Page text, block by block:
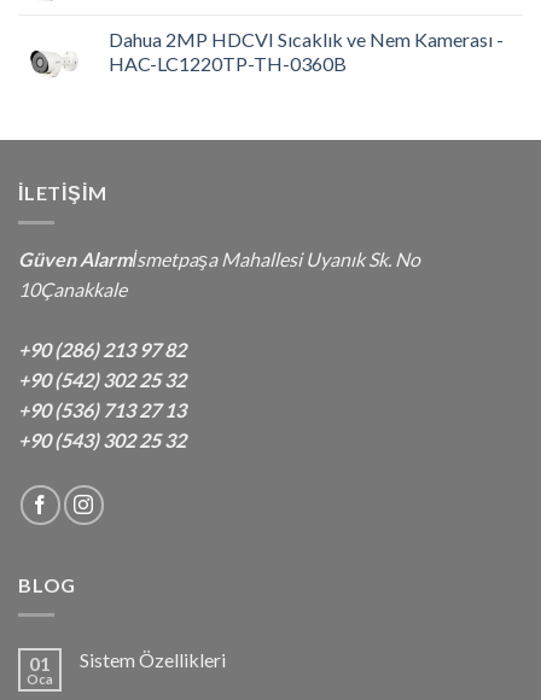
Dahua 2MP HDCVI Sıcaklık ve Nem Kamerası -
HAC-LC1220TP-TH-0360B
İLETIŞIM
Güven Alarmİsmetpaşa Mahallesi Uyanık Sk. No
10Çanakkale
+90 (286) 213 97 82
+90 (542) 302 25 32
+90 (536) 713 27 13
+90 (543) 302 25 32
BLOG
01
Oca
Sistem Özellikleri